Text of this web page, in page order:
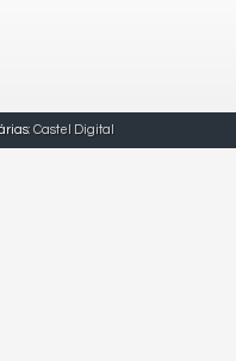
: Castel Digital